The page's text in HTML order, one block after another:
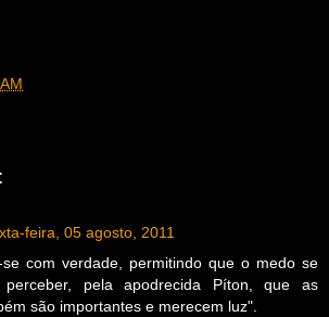
feira, 05 agosto, 2011
se com verdade, permitindo que o medo se
perceber, pela apodrecida Píton, que as
são importantes e merecem luz".